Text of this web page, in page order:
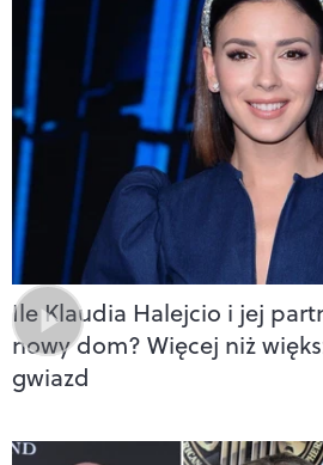
Ile Klaudia Halejcio i jej
nowy dom? Więcej niż
gwiazd